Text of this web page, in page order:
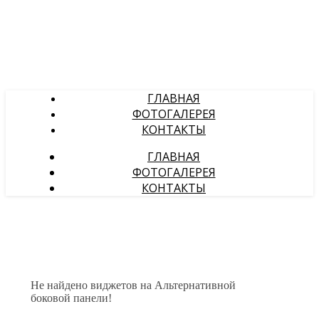
ГЛАВНАЯ
ФОТОГАЛЕРЕЯ
КОНТАКТЫ
ГЛАВНАЯ
ФОТОГАЛЕРЕЯ
КОНТАКТЫ
Не найдено виджетов на Альтернативной
боковой панели!